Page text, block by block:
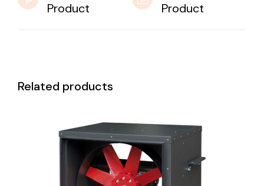
Product
Product
Related products